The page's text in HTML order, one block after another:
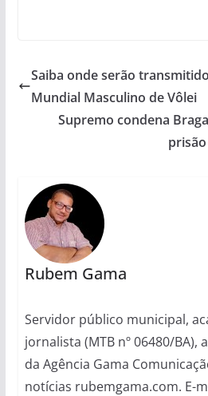
Saiba onde serão
Mundial Masculino de Vôlei
Supremo condena
Rubem Gama
Servidor público municipal,
jornalista (MTB nº 06480/BA),
da Agência Gama
notícias rubemgama.com. E-